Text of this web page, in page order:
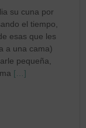
su cuna por
el tiempo,
esas que les
a una cama)
pequeña,
[…]